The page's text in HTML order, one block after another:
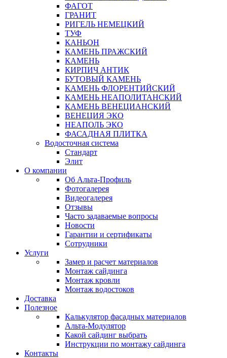
ФАГОТ
ГРАНИТ
РИГЕЛЬ НЕМЕЦКИЙ
ТУФ
КАНЬОН
КАМЕНЬ ПРАЖСКИЙ
КАМЕНЬ
КИРПИЧ АНТИК
БУТОВЫЙ КАМЕНЬ
КАМЕНЬ ФЛОРЕНТИЙСКИЙ
КАМЕНЬ НЕАПОЛИТАНСКИЙ
КАМЕНЬ ВЕНЕЦИАНСКИЙ
ВЕНЕЦИЯ ЭКО
НЕАПОЛЬ ЭКО
ФАСАДНАЯ ПЛИТКА
Водосточная система
Стандарт
Элит
О компании
Об Альта-Профиль
Фотогалерея
Видеогалерея
Отзывы
Часто задаваемые вопросы
Новости
Гарантии и сертификаты
Сотрудники
Услуги
Замер и расчет материалов
Монтаж сайдинга
Монтаж кровли
Монтаж водостоков
Доставка
Полезное
Калькулятор фасадных материалов
Альта-Модулятор
Какой сайдинг выбрать
Инструкции по монтажу сайдинга
Контакты